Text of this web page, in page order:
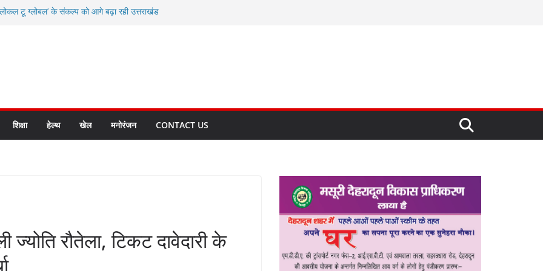
टू ग्लोबल’ के संकल्प को आगे बढ़ा रही उत्तराखंड
भारी वर्षा की संभावना, अलर्ट!
श्रमिक हित और आधारभूत विकास को नई गति : धामी
शिक्षा हेल्थ खेल मनोरंजन CONTACT US
ज्योति रौतेला, टिकट दावेदारी के